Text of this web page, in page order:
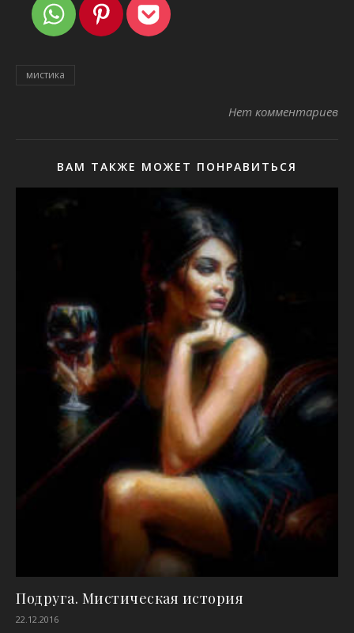
мистика
Нет комментариев
ВАМ ТАКЖЕ МОЖЕТ ПОНРАВИТЬСЯ
Подруга. Мистическая история
22.12.2016